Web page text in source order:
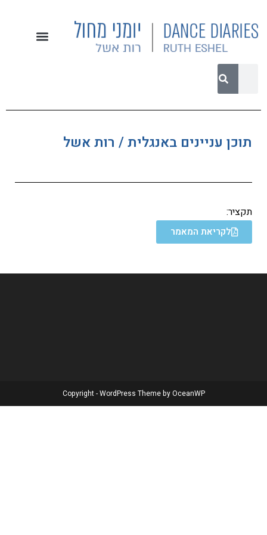
תוכן עניינים באנגלית / רות אשל
תקציר:
לקריאת המאמר
Copyright - WordPress Theme by OceanWP